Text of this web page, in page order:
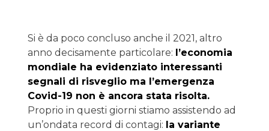
Si è da poco concluso anche il 2021, altro
anno decisamente particolare: l’economia
mondiale ha evidenziato interessanti
segnali di risveglio ma l’emergenza
Covid-19 non è ancora stata risolta.
Proprio in questi giorni stiamo assistendo ad
un’ondata record di contagi: la variante